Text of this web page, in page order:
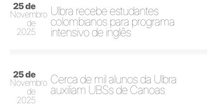
25 de
Novembro
de
2025
Ulbra recebe estudantes
colombianos para programa
intensivo de inglês
25 de
Novembro
de
2025
Cerca de mil alunos da Ulbra
auxiliam UBSs de Canoas